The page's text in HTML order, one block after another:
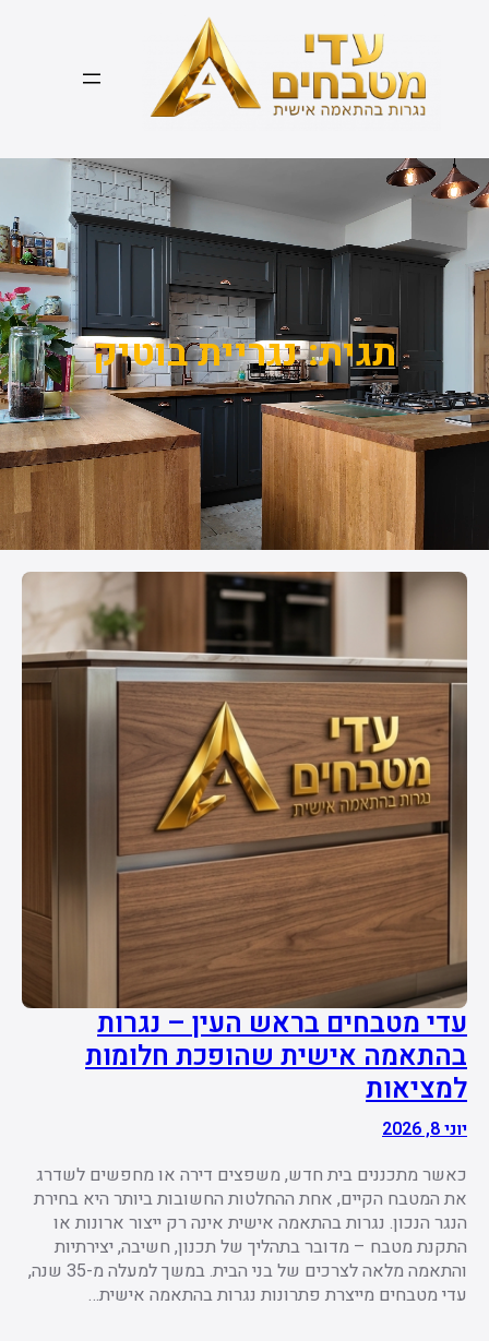
תגית:נגריית בוטיק
עדי מטבחים בראש העין – נגרות
בהתאמה אישית שהופכת חלומות
למציאות
יוני 8, 2026
כאשר מתכננים בית חדש, משפצים דירה או מחפשים לשדרג
את המטבח הקיים, אחת ההחלטות החשובות ביותר היא בחירת
הנגר הנכון. נגרות בהתאמה אישית אינה רק ייצור ארונות או
התקנת מטבח – מדובר בתהליך של תכנון, חשיבה, יצירתיות
והתאמה מלאה לצרכים של בני הבית. במשך למעלה מ-35 שנה,
עדי מטבחים מייצרת פתרונות נגרות בהתאמה אישית…